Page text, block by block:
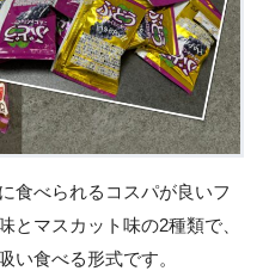
食べられるコスパが良いフ
とマスカット味の2種類で、
い食べる形式です。